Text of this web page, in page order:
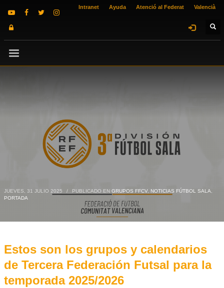
Intranet Ayuda Atenció al Federat Valencià
JUEVES, 31 JULIO 2025 / PUBLICADO EN GRUPOS FFCV, NOTICIAS FÚTBOL SALA
PORTADA
Estos son los grupos y calendarios
de Tercera Federación Futsal para la
temporada 2025/2026